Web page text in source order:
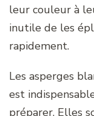
leur couleur à
inutile de les
rapidement.
Les asperges
est
préparer. Elles